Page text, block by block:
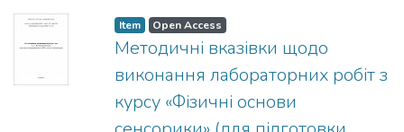
Item Open Access
Методичні вказівки щодо
виконання лабораторних робіт з
курсу «Фізичні основи